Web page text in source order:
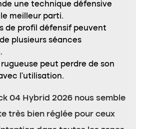
une technique défensive
meilleur parti.
de profil défensif peuvent
plusieurs séances
peut perdre de son
l’utilisation.
04 Hybrid 2026 nous semble
très bien réglée pour ceux